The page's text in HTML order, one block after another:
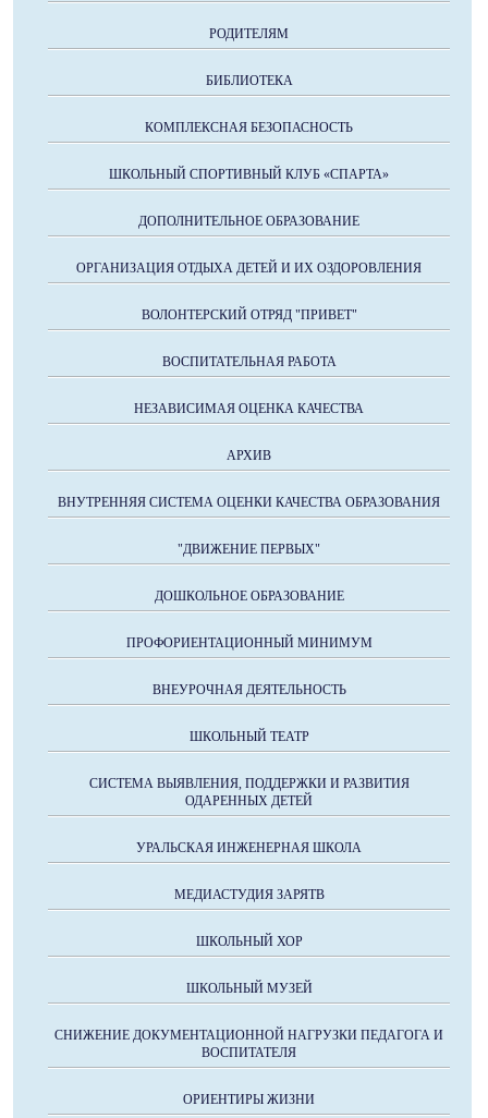
РОДИТЕЛЯМ
БИБЛИОТЕКА
КОМПЛЕКСНАЯ БЕЗОПАСНОСТЬ
ШКОЛЬНЫЙ СПОРТИВНЫЙ КЛУБ «СПАРТА»
ДОПОЛНИТЕЛЬНОЕ ОБРАЗОВАНИЕ
ОРГАНИЗАЦИЯ ОТДЫХА ДЕТЕЙ И ИХ ОЗДОРОВЛЕНИЯ
ВОЛОНТЕРСКИЙ ОТРЯД "ПРИВЕТ"
ВОСПИТАТЕЛЬНАЯ РАБОТА
НЕЗАВИСИМАЯ ОЦЕНКА КАЧЕСТВА
АРХИВ
ВНУТРЕННЯЯ СИСТЕМА ОЦЕНКИ КАЧЕСТВА ОБРАЗОВАНИЯ
"ДВИЖЕНИЕ ПЕРВЫХ"
ДОШКОЛЬНОЕ ОБРАЗОВАНИЕ
ПРОФОРИЕНТАЦИОННЫЙ МИНИМУМ
ВНЕУРОЧНАЯ ДЕЯТЕЛЬНОСТЬ
ШКОЛЬНЫЙ ТЕАТР
СИСТЕМА ВЫЯВЛЕНИЯ, ПОДДЕРЖКИ И РАЗВИТИЯ
ОДАРЕННЫХ ДЕТЕЙ
УРАЛЬСКАЯ ИНЖЕНЕРНАЯ ШКОЛА
МЕДИАСТУДИЯ ЗАРЯТВ
ШКОЛЬНЫЙ ХОР
ШКОЛЬНЫЙ МУЗЕЙ
СНИЖЕНИЕ ДОКУМЕНТАЦИОННОЙ НАГРУЗКИ ПЕДАГОГА И
ВОСПИТАТЕЛЯ
ОРИЕНТИРЫ ЖИЗНИ